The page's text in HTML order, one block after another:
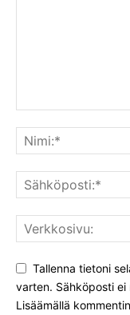
Tallenna tietoni
varten. Sähköposti ei
Lisäämällä